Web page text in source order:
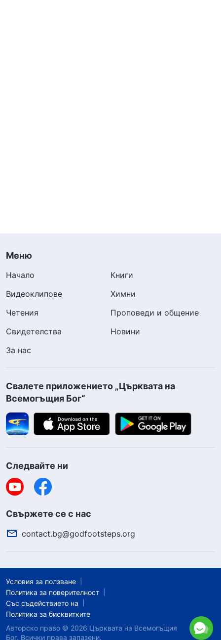
Меню
Начало
Книги
Видеоклипове
Химни
Четения
Проповеди и общение
Свидетелства
Новини
За нас
Свалете приложението „Църквата на
Всемогъщия Бог“
Следвайте ни
Свържете се с нас
contact.bg@godfootsteps.org
Условия за ползване
Политика за поверителност
Със съдействието на
Политика за бисквитките
Авторско право © 2026 Църквата на Всемогъщия
Бог. Всички права запазени.